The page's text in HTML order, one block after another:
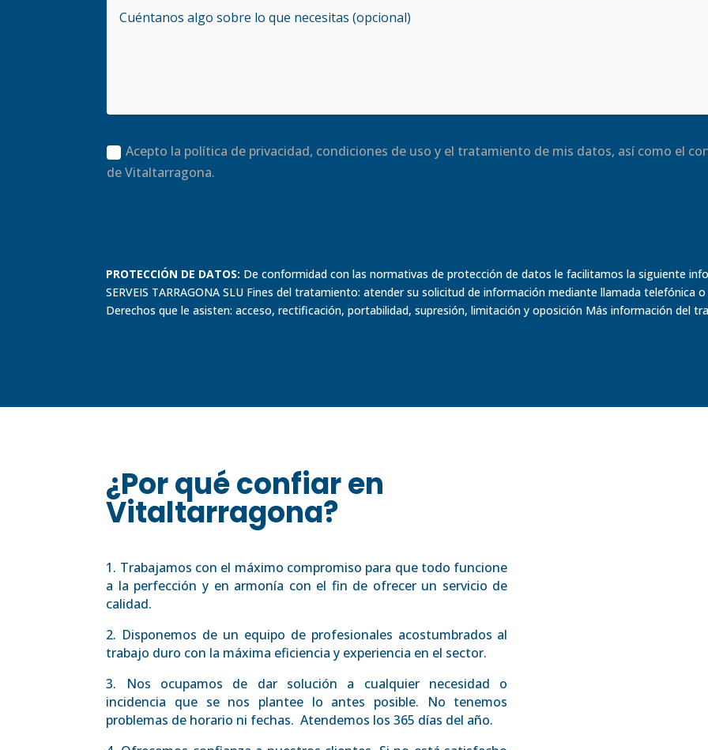
Acepto la política de privacidad, condiciones de uso y el tratamiento de mis datos, así como el
de Vitaltarragona.
PROTECCIÓN DE DATOS: De conformidad con las normativas de protección de datos le facilitamos la siguiente
SERVEIS TARRAGONA SLU Fines del tratamiento: atender su solicitud de información mediante llamada telefónica
Derechos que le asisten: acceso, rectificación, portabilidad, supresión, limitación y oposición Más información del
¿Por qué confiar en
Vitaltarragona?
1. Trabajamos con el máximo compromiso para que todo funcione
a la perfección y en armonía con el fin de ofrecer un servicio de
calidad.
2. Disponemos de un equipo de profesionales acostumbrados al
trabajo duro con la máxima eficiencia y experiencia en el sector.
3. Nos ocupamos de dar solución a cualquier necesidad o
incidencia que se nos plantee lo antes posible. No tenemos
problemas de horario ni fechas. Atendemos los 365 días del año.